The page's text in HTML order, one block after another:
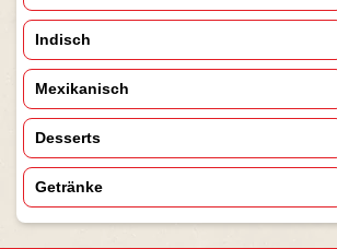
Indisch
Mexikanisch
Desserts
Getränke